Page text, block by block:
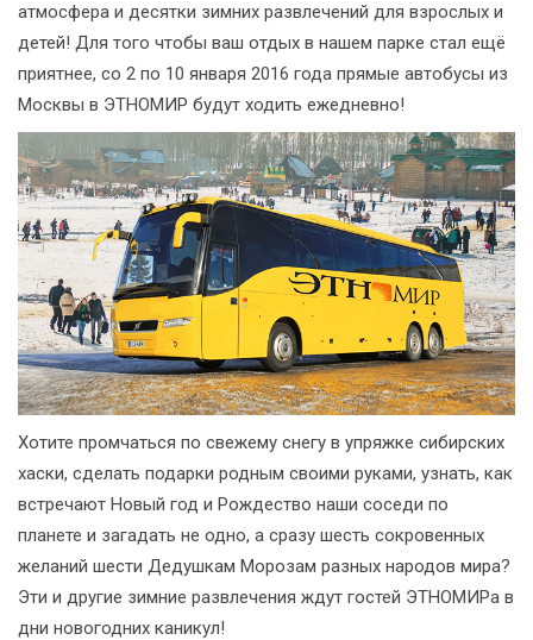
атмосфера и десятки зимних развлечений для взрослых и
детей! Для того чтобы ваш отдых в нашем парке стал ещё
приятнее, со 2 по 10 января 2016 года прямые автобусы из
Москвы в ЭТНОМИР будут ходить ежедневно!
Хотите промчаться по свежему снегу в упряжке сибирских
хаски, сделать подарки родным своими руками, узнать, как
встречают Новый год и Рождество наши соседи по
планете и загадать не одно, а сразу шесть сокровенных
желаний шести Дедушкам Морозам разных народов мира?
Эти и другие зимние развлечения ждут гостей ЭТНОМИРа в
дни новогодних каникул!